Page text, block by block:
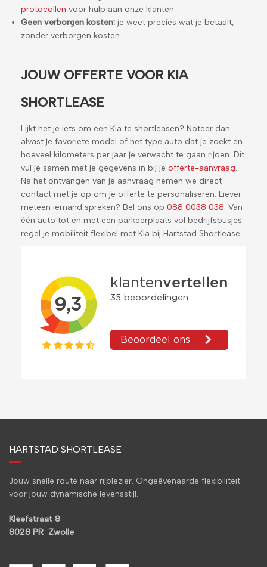
protocollen voor hulp aan onze klanten.
Geen verborgen kosten: je weet precies wat je betaalt,
zonder verborgen kosten.
JOUW OFFERTE VOOR KIA
SHORTLEASE
Lijkt het je iets om een Kia te shortleasen? Noteer dan
alvast je favoriete model of het type auto dat je zoekt en
hoeveel kilometers per jaar je verwacht te gaan rijden. Dit
vul je samen met je gegevens in bij je offerte-aanvraag.
Na het ontvangen van je aanvraag nemen we direct
contact met je op om je offerte te personaliseren. Liever
meteen iemand spreken? Bel ons op 088 0038 038. Van
één auto tot en met een parkeerplaats vol bedrijfsbusjes:
regel je mobiliteit flexibel met Kia bij Hartstad Shortlease.
HARTSTAD SHORTLEASE
Jouw snelle route naar rijplezier. Ongeëvenaarde flexibiliteit
voor jouw dynamische levensstijl.
Kleefstraat 8
8028 PR Zwolle